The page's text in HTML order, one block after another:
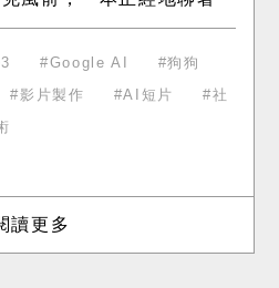
會以為是哪個動畫團隊
Google AI
狗狗
影片製作 AI短片
社
讀更多